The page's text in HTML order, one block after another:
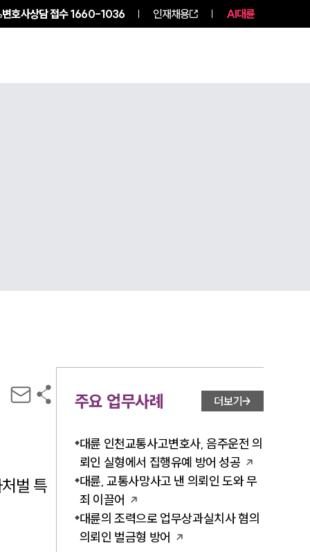
변호사상담 접수1660-1036 인재채용 AI대륜
벌 특
주요 업무사례 더보기
대륜 인천교통사고변호사, 음주운전 의
뢰인 실형에서 집행유예 방어 성공
대륜, 교통사망사고 낸 의뢰인 도와 무
죄 이끌어
대륜의 조력으로 업무상과실치사 혐의
의뢰인 벌금형 방어